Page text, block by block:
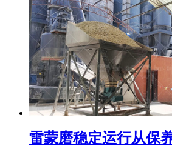
雷蒙磨稳定运行从保